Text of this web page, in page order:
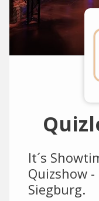
It´s
Quizshow
Siegburg.